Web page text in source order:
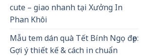
cute – giao nhanh tại Xưởng In
Phan Khôi
Mẫu tem dán quà Tết Bính Ngọ đẹp:
Gợi ý thiết kế & cách in chuẩn